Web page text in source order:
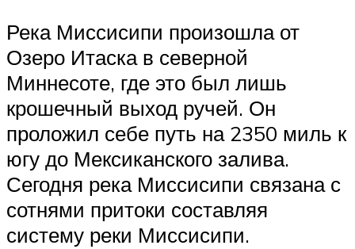
Река Миссисипи произошла от
Озеро Итаска в северной
Миннесоте, где это был лишь
крошечный выход ручей. Он
проложил себе путь на 2350 миль к
югу до Мексиканского залива.
Сегодня река Миссисипи связана с
сотнями притоки составляя
систему реки Миссисипи.